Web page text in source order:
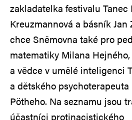
zakladatelka festivalu Tanec
Kreuzmannová a básník
chce Sněmovna také pro
matematiky Milana
a vědce v umělé inteligenci
a dětského
Pötheho. Na seznamu jsou
účastníci protinacistického